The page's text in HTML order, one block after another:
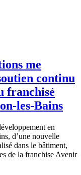
me
continu
franchisé
les-Bains
en
d’une nouvelle
dans le bâtiment,
de la franchise Avenir